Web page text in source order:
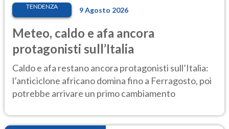
TENDENZA 9 Agosto 2026
Meteo, caldo e afa ancora
protagonisti sull’Italia
Caldo e afa restano ancora protagonisti sull’Italia:
l’anticiclone africano domina fino a Ferragosto, poi
potrebbe arrivare un primo cambiamento